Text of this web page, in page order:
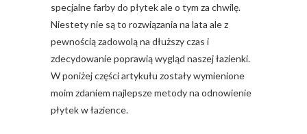
specjalne farby do płytek ale o tym za chwilę.
Niestety nie są to rozwiązania na lata ale z
pewnością zadowolą na dłuższy czas i
zdecydowanie poprawią wygląd naszej łazienki.
W poniżej części artykułu zostały wymienione
moim zdaniem najlepsze metody na odnowienie
płytek w łazience.